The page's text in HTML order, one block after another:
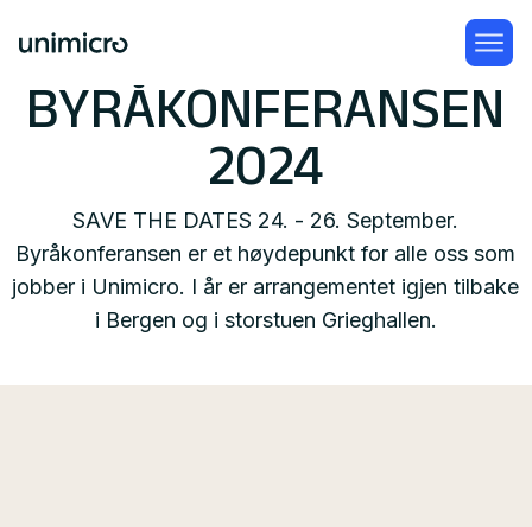
BYRÅKONFERANSEN
2024
SAVE THE DATES 24. - 26. September.
Byråkonferansen er et høydepunkt for alle oss som
jobber i Unimicro. I år er arrangementet igjen tilbake
i Bergen og i storstuen Grieghallen.